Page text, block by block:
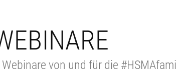
von und für die